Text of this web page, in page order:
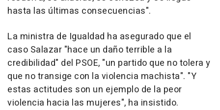
hasta las últimas consecuencias".
La ministra de Igualdad ha asegurado que el
caso Salazar "hace un daño terrible a la
credibilidad" del PSOE, "un partido que no tolera y
que no transige con la violencia machista". "Y
estas actitudes son un ejemplo de la peor
violencia hacia las mujeres", ha insistido.